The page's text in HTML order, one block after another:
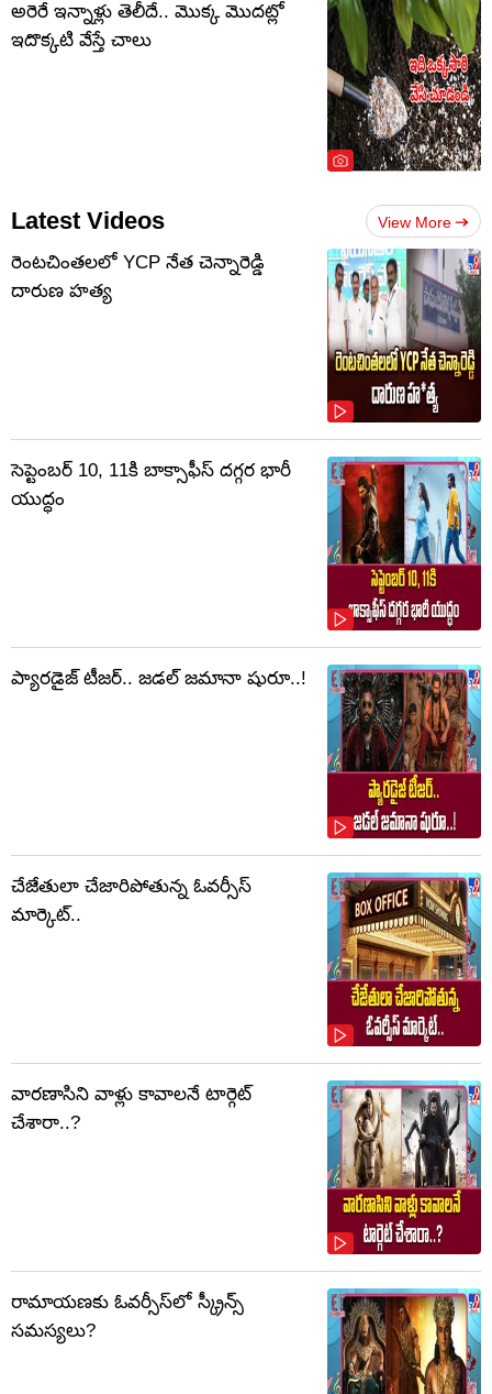
అరెరే ఇన్నాళ్లు తెలీదే.. మొక్క మొదట్లో
ఇదొక్కటి వేస్తే చాలు
Latest Videos View More
రెంటచింతలలో YCP నేత చెన్నారెడ్డి
దారుణ హత్య
సెప్టెంబర్‌ 10, 11కి బాక్సాఫీస్ దగ్గర భారీ
యుద్ధం
ప్యారడైజ్ టీజర్.. జడల్ జమానా షురూ..!
చేజేతులా చేజారిపోతున్న ఓవర్సీస్
మార్కెట్..
వారణాసిని వాళ్లు కావాలనే టార్గెట్
చేశారా..?
రామాయణకు ఓవర్సీస్‌లో స్క్రీన్స్
సమస్యలు?